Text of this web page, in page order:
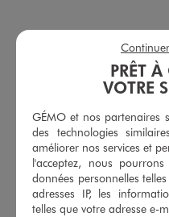
Tee-shirt manches courtes à motifs girly bébé fille
3,99 €
-50% sur le 2ème produit d'été
5/5 de moyenne
(29 avis)
AJOUTERAU PANIER
PRÊT
VOTRE
GÉMO et nos partenaires
des technologies
améliorer nos services et
l'acceptez, nous
données personnelles
adresses IP, les
telles que votre adresse e-